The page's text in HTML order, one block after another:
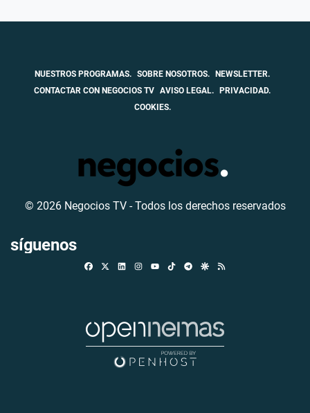
NUESTROS PROGRAMAS. SOBRE NOSOTROS. NEWSLETTER.
CONTACTAR CON NEGOCIOS TV AVISO LEGAL. PRIVACIDAD.
COOKIES.
© 2026 Negocios TV - Todos los derechos reservados
síguenos
FacebookLinkedinInstagramTikTokTelegramGoogle Discover